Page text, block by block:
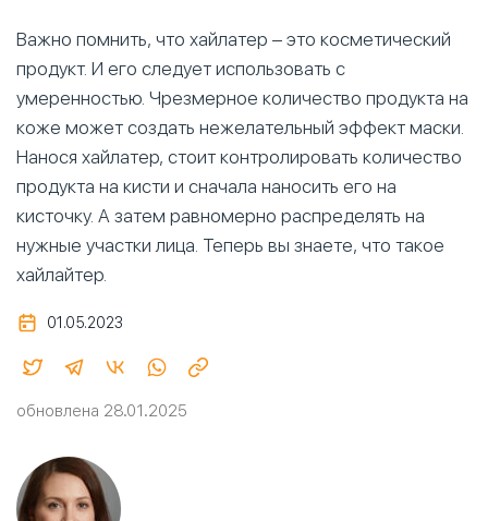
Важно помнить, что хайлатер – это косметический
продукт. И его следует использовать с
умеренностью. Чрезмерное количество продукта на
коже может создать нежелательный эффект маски.
Нанося хайлатер, стоит контролировать количество
продукта на кисти и сначала наносить его на
кисточку. А затем равномерно распределять на
нужные участки лица. Теперь вы знаете, что такое
хайлайтер.
01.05.2023
обновлена 28.01.2025